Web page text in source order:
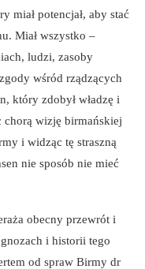
miał potencjał, aby stać
Miał wszystko –
ludzi, zasoby
wśród rządzących
który zdobył władzę i
chorą wizję birmańskiej
i widząc tę straszną
nie sposób nie mieć
obecny przewrót i
i historii tego
od spraw Birmy dr